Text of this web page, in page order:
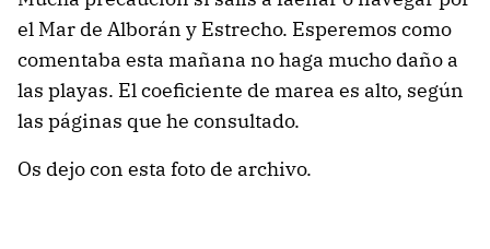
el Mar de Alborán y Estrecho. Esperemos como
comentaba esta mañana no haga mucho daño a
las playas. El coeficiente de marea es alto, según
las páginas que he consultado.
Os dejo con esta foto de archivo.